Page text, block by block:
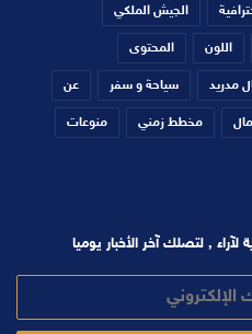
الجيش الملكي
اللون المحتوى
مدريد سياحة و سفر عن
مخطط زمني منوعات
, لتصلك آخر الأخبار يوميا